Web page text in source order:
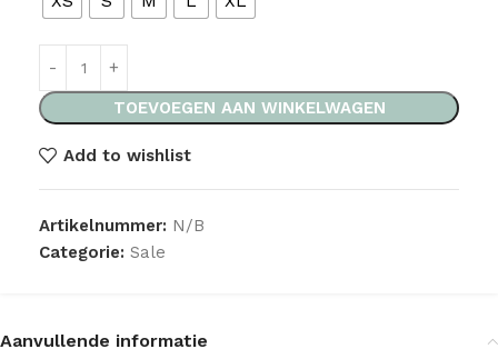
TOEVOEGEN AAN WINKELWAGEN
Add to wishlist
Artikelnummer: N/B
Categorie: Sale
Aanvullende informatie